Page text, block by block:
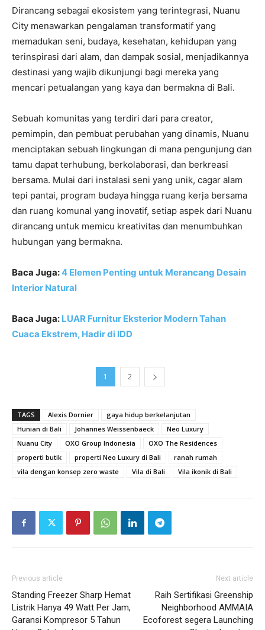
Dirancang sebagai ekosistem yang terintegrasi, Nuanu
City menawarkan pengalaman transformatif yang
memadukan seni, budaya, kesehatan, kehidupan yang
terinspirasi dari alam, dan dampak sosial, menjadikannya
destinasi yang wajib dikunjungi bagi mereka yang
mencari petualangan yang kaya dan bermakna di Bali.
Sebuah komunitas yang terdiri dari para creator,
pemimpin, dan pembuat perubahan yang dinamis, Nuanu
menciptakan sebuah lingkungan di mana pengunjung dan
tamu dapat terhubung, berkolaborasi, dan berkreasi
bersama. Mulai dari instalasi seni yang unik, cagar alam
tepi pantai, program budaya hingga ruang kerja bersama
dan ruang komunal yang inovatif, setiap aspek dari Nuanu
dirancang untuk memicu kreativitas dan menumbuhkan
hubungan yang bermakna.
Baca Juga:4 Elemen Penting untuk Merancang Desain
Interior Natural
Baca Juga: LUAR Furnitur Eksterior Modern Tahan
Cuaca Ekstrem, Hadir di IDD
1 2
TAGS Alexis Dornier
gaya hidup berkelanjutan
Hunian di Bali
Johannes Weissenbaeck
Neo Luxury
Nuanu City
OXO Group Indonesia
OXO The Residences
properti butik
properti Neo Luxury di Bali
ranah rumah
vila dengan konsep zero waste
Vila di Bali Vila ikonik di Bali
Previous article
Standing Freezer Sharp Hemat
Listrik Hanya 49 Watt Per Jam,
Garansi Kompresor 5 Tahun
Next article
Raih Sertifikasi Greenship
Neighborhood AMMAIA
Ecoforest segera Launching